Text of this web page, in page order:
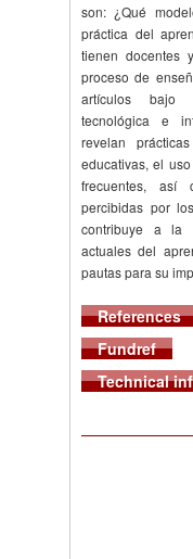
son: ¿Qué
práctica del
tienen docentes
proceso de
artículos bajo
tecnológica e
revelan
educativas, el
frecuentes, así
percibidas por
contribuye a la
actuales del
pautas para su
References
Fundref
Technical